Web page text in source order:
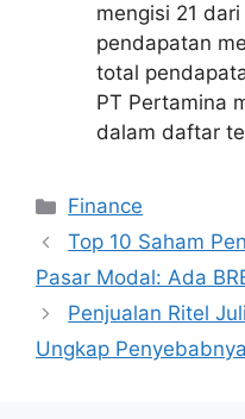
mengisi 21
pendapatan
total
PT Pertamina
dalam daftar
Categories
Finance
Top 10 Saham
Pasar Modal: Ada
Penjualan Ritel
Ungkap Penyebabnya